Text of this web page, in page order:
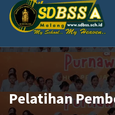
Pelatihan